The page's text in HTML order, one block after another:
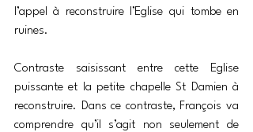
l’appel à reconstruire l’Eglise qui tombe en
ruines.
Contraste saisissant entre cette Eglise
puissante et la petite chapelle St Damien à
reconstruire. Dans ce contraste, François va
comprendre qu’il s’agit non seulement de